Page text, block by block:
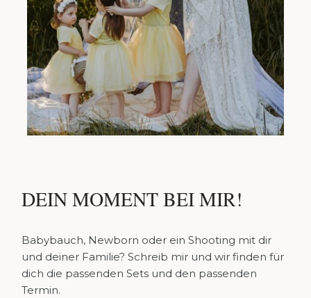
DEIN MOMENT BEI MIR!
Babybauch, Newborn oder ein Shooting mit dir
und deiner Familie? Schreib mir und wir finden für
dich die passenden Sets und den passenden
Termin.